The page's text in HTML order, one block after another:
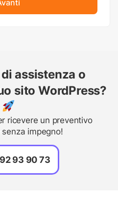
assistenza o
sito WordPress?
ricevere un preventivo
senza impegno!
93 90 73